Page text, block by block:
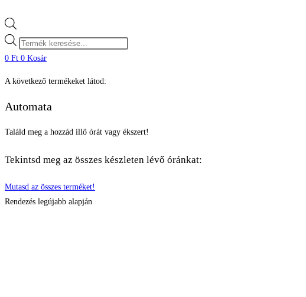
Products
search
0 Ft 0 Kosár
A következő termékeket látod:
Automata
Találd meg a hozzád illő órát vagy ékszert!
Tekintsd meg az összes készleten lévő óránkat:
Mutasd az összes terméket!
Rendezés legújabb alapján